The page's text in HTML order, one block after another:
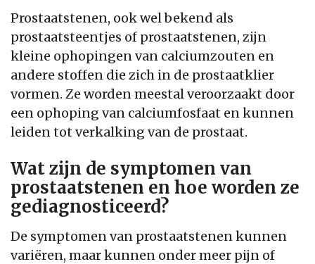
Prostaatstenen, ook wel bekend als
prostaatsteentjes of prostaatstenen, zijn
kleine ophopingen van calciumzouten en
andere stoffen die zich in de prostaatklier
vormen. Ze worden meestal veroorzaakt door
een ophoping van calciumfosfaat en kunnen
leiden tot verkalking van de prostaat.
Wat zijn de symptomen van
prostaatstenen en hoe worden ze
gediagnosticeerd?
De symptomen van prostaatstenen kunnen
variëren, maar kunnen onder meer pijn of